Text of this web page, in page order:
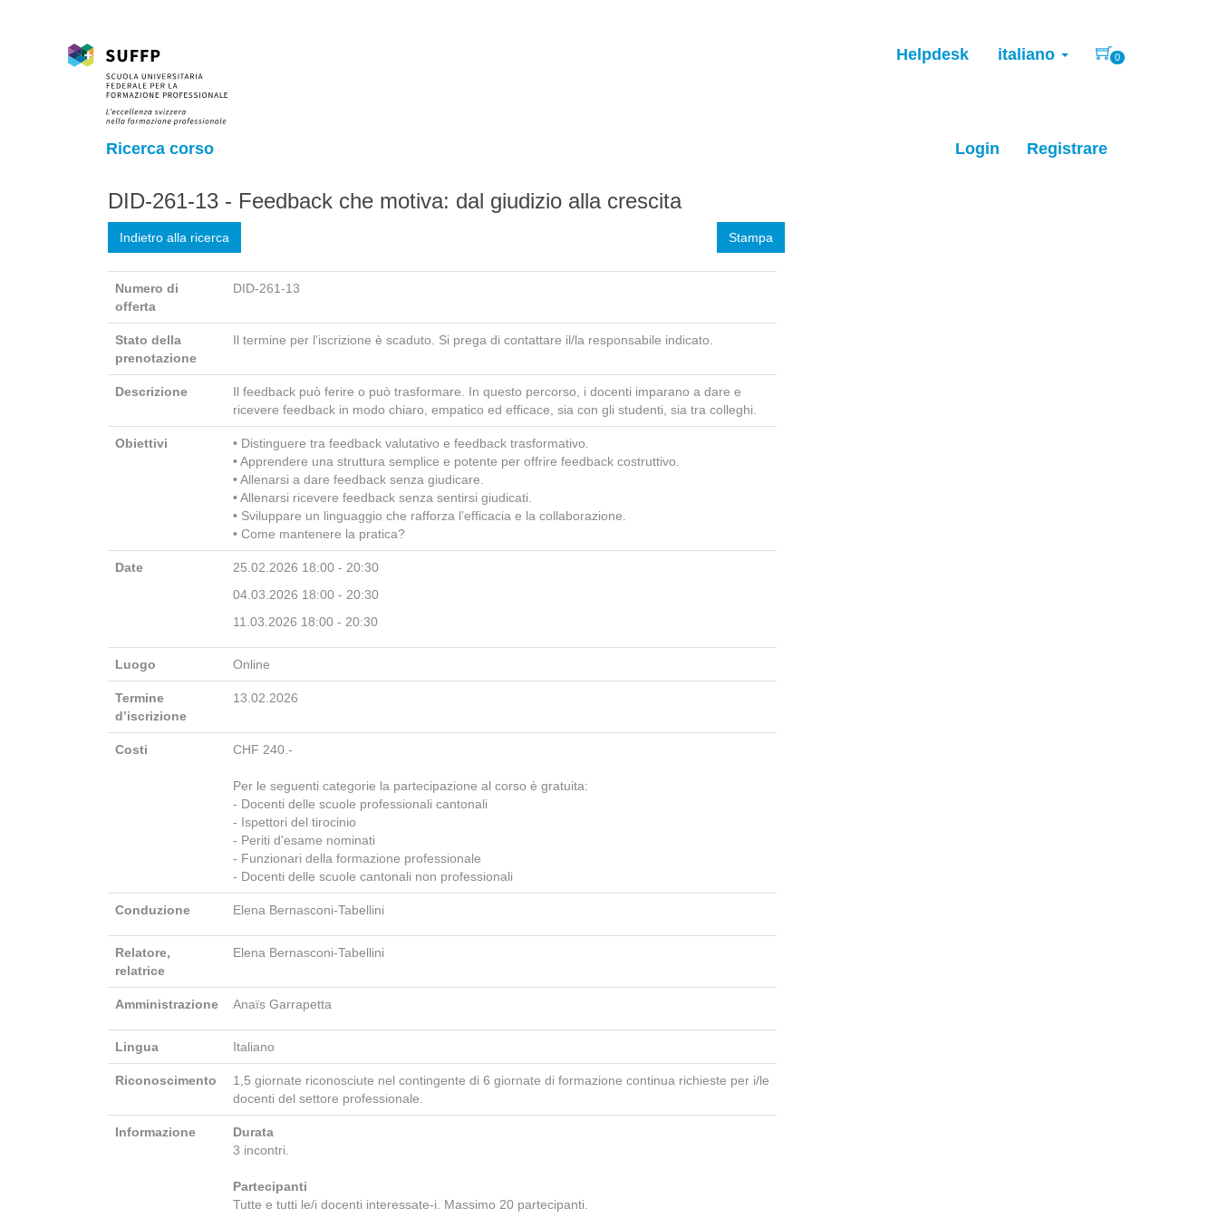
0
italiano
Helpdesk
Ricerca corso Login Registrare
DID-261-13 - Feedback che motiva: dal giudizio alla crescita
Indietro alla ricerca Stampa
Numero di
offerta
DID-261-13
Stato della
prenotazione
Il termine per l'iscrizione è scaduto. Si prega di contattare il/la responsabile indicato.
Descrizione
Il feedback può ferire o può trasformare. In questo percorso, i docenti imparano a dare e
ricevere feedback in modo chiaro, empatico ed efficace, sia con gli studenti, sia tra colleghi.
Obiettivi
• Distinguere tra feedback valutativo e feedback trasformativo.
• Apprendere una struttura semplice e potente per offrire feedback costruttivo.
• Allenarsi a dare feedback senza giudicare.
• Allenarsi ricevere feedback senza sentirsi giudicati.
• Sviluppare un linguaggio che rafforza l’efficacia e la collaborazione.
• Come mantenere la pratica?
Date
25.02.2026 18:00 - 20:30
04.03.2026 18:00 - 20:30
11.03.2026 18:00 - 20:30
Luogo Online
Termine
d’iscrizione
13.02.2026
Costi CHF 240.-
Per le seguenti categorie la partecipazione al corso è gratuita:
- Docenti delle scuole professionali cantonali
- Ispettori del tirocinio
- Periti d'esame nominati
- Funzionari della formazione professionale
- Docenti delle scuole cantonali non professionali
Conduzione Elena Bernasconi-Tabellini
Relatore,
relatrice
Elena Bernasconi-Tabellini
Amministrazione Anaïs Garrapetta
Lingua Italiano
Riconoscimento
1,5 giornate riconosciute nel contingente di 6 giornate di formazione continua richieste per i/le
docenti del settore professionale.
Informazione
Durata
3 incontri.
Partecipanti
Tutte e tutti le/i docenti interessate-i. Massimo 20 partecipanti.